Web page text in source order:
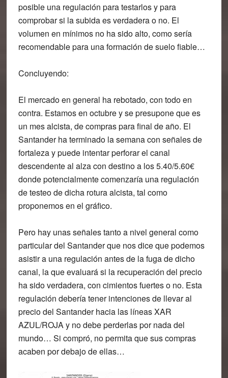
posible una regulación para testarlos y para
comprobar si la subida es verdadera o no. El
volumen en mínimos no ha sido alto, como sería
recomendable para una formación de suelo fiable…
Concluyendo:
El mercado en general ha rebotado, con todo en
contra. Estamos en octubre y se presupone que es
un mes alcista, de compras para final de año. El
Santander ha terminado la semana con señales de
fortaleza y puede intentar perforar el canal
descendente al alza con destino a los 5.40/5.60€
donde potencialmente comenzaría una regulación
de testeo de dicha rotura alcista, tal como
proponemos en el gráfico.
Pero hay unas señales tanto a nivel general como
particular del Santander que nos dice que podemos
asistir a una regulación antes de la fuga de dicho
canal, la que evaluará si la recuperación del precio
ha sido verdadera, con cimientos fuertes o no. Esta
regulación debería tener intenciones de llevar al
precio del Santander hacia las líneas XAR
AZUL/ROJA y no debe perderlas por nada del
mundo… Si compró, no permita que sus compras
acaben por debajo de ellas…